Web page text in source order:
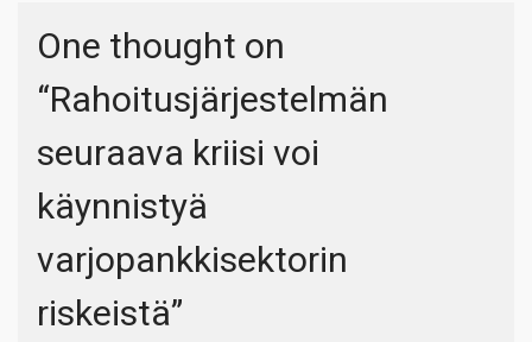
One thought on
“Rahoitusjärjestelmän
seuraava kriisi voi
käynnistyä
varjopankkisektorin
riskeistä”